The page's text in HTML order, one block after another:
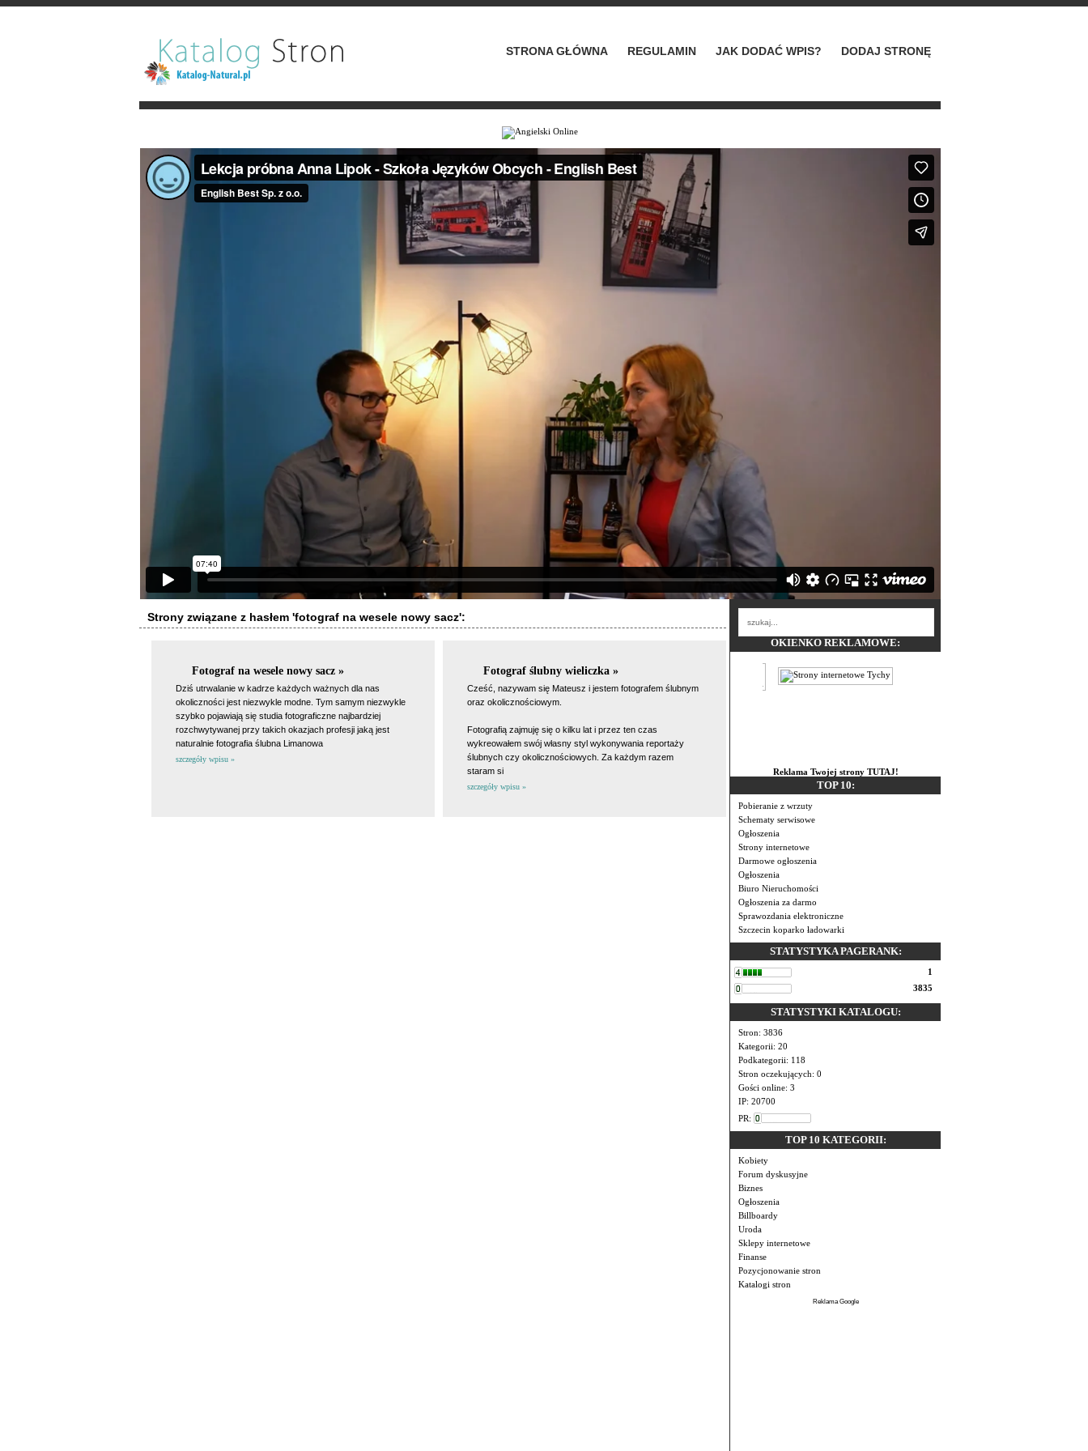
STRONA GŁÓWNA REGULAMIN JAK DODAĆ WPIS? DODAJ STRONĘ
OKIENKO REKLAMOWE:
Reklama Twojej strony TUTAJ!
TOP 10:
Pobieranie z wrzuty
Schematy serwisowe
Ogłoszenia
Strony internetowe
Darmowe ogłoszenia
Ogłoszenia
Biuro Nieruchomości
Ogłoszenia za darmo
Sprawozdania elektroniczne
Szczecin koparko ładowarki
STATYSTYKA PAGERANK:
1
3835
STATYSTYKI KATALOGU:
Stron: 3836
Kategorii: 20
Podkategorii: 118
Stron oczekujących: 0
Gości online: 3
IP: 20700
PR:
TOP 10 KATEGORII:
Kobiety
Forum dyskusyjne
Biznes
Ogłoszenia
Billboardy
Uroda
Sklepy internetowe
Finanse
Pozycjonowanie stron
Katalogi stron
Reklama Google
Strony związane z hasłem 'fotograf na wesele nowy sacz':
Fotograf na wesele nowy sacz »
Dziś utrwalanie w kadrze każdych ważnych dla nas
okoliczności jest niezwykle modne. Tym samym niezwykle
szybko pojawiają się studia fotograficzne najbardziej
rozchwytywanej przy takich okazjach profesji jaką jest
naturalnie fotografia ślubna Limanowa
szczegóły wpisu »
Fotograf ślubny wieliczka »
Cześć, nazywam się Mateusz i jestem fotografem ślubnym
oraz okolicznościowym.
Fotografią zajmuję się o kilku lat i przez ten czas
wykreowałem swój własny styl wykonywania reportaży
ślubnych czy okolicznościowych. Za każdym razem
staram si
szczegóły wpisu »